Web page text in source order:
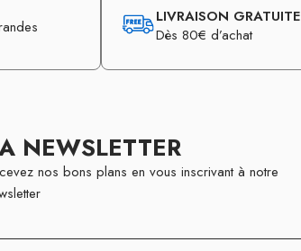
LIVRAISON GRATUITE
Dès 80€ d’achat
NEWSLETTER
nos bons plans en vous inscrivant à notre